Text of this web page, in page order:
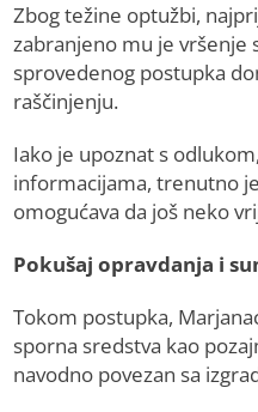
Zbog težine optužbi,
zabranjeno mu je vršenje
sprovedenog postupka
raščinjenju.
Iako je upoznat s
informacijama, trenutno
omogućava da još neko
Pokušaj opravdanja i
Tokom postupka,
sporna sredstva kao
navodno povezan sa